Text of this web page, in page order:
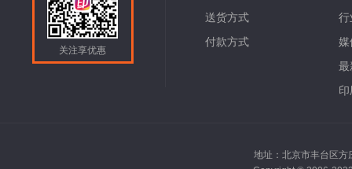
关注享优惠
送货方式
付款方式
行
媒
最
地址：北京市丰台区